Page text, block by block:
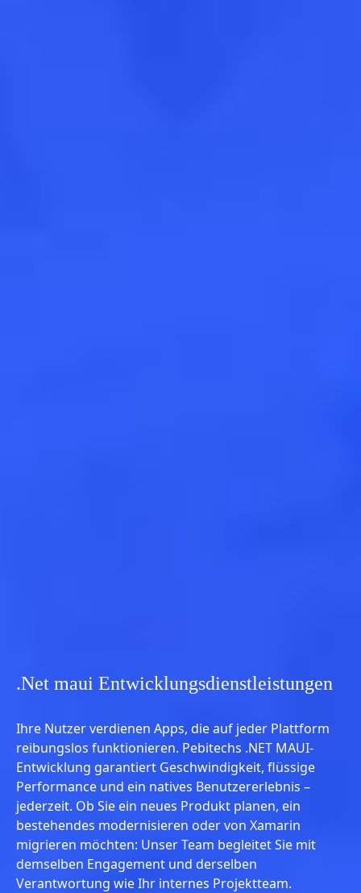
.Net maui Entwicklungsdienstleistungen
Ihre Nutzer verdienen Apps, die auf jeder Plattform
reibungslos funktionieren. Pebitechs .NET MAUI-
Entwicklung garantiert Geschwindigkeit, flüssige
Performance und ein natives Benutzererlebnis –
jederzeit. Ob Sie ein neues Produkt planen, ein
bestehendes modernisieren oder von Xamarin
migrieren möchten: Unser Team begleitet Sie mit
demselben Engagement und derselben
Verantwortung wie Ihr internes Projektteam.